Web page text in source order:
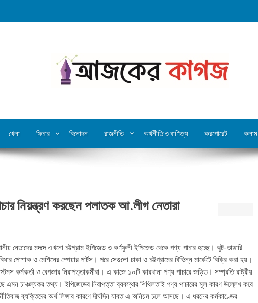
খেলা ফিচার বিনোদন রাজনীতি অর্থনীতি ও বাণিজ্য করপোরেট কলাম
নিয়ন্ত্রণ করছেন পলাতক আ.লীগ নেতারা
নেতাদের মদদে এখনো চট্টগ্রাম ইপিজেড ও কর্ণফুলী ইপিজেড থেকে পণ্য পাচার হচ্ছে। ঝুট-ভাঙারি
পোশাক ও মেশিনের স্পেয়ার পার্টস। পরে সেগুলো ঢাকা ও চট্টগ্রামের বিভিন্ন মার্কেটে বিক্রি করা হয়।
কর্মকর্তা ও বেপজার নিরাপত্তাকর্মীরা। এ কাজে ১০টি কারখানা পণ্য পাচারে জড়িত। সম্প্রতি রাষ্ট্রীয়
এমন চাঞ্চল্যকর তথ্য। ইপিজেডের নিরাপত্তা ব্যবস্থার শিথিলতাই পণ্য পাচারের মূল কারণ উল্লেখ করে
ব্যক্তিদের অর্থ লিপ্সার কারণে দীর্ঘদিন যাবত এ অনিয়ম চলে আসছে। এ ধরনের কর্মকাণ্ডের